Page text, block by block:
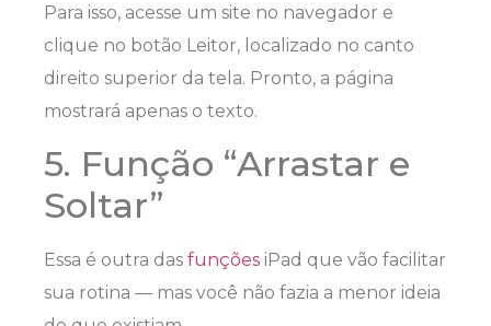
Para isso, acesse um site no navegador e
clique no botão Leitor, localizado no canto
direito superior da tela. Pronto, a página
mostrará apenas o texto.
5. Função “Arrastar e
Soltar”
Essa é outra das funções iPad que vão facilitar
sua rotina — mas você não fazia a menor ideia